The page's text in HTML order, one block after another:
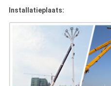
Installatieplaats: